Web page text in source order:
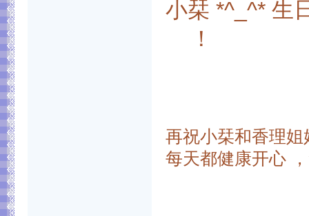
小栞 *^_^*
！
再祝小栞和香理
每天都健康开心